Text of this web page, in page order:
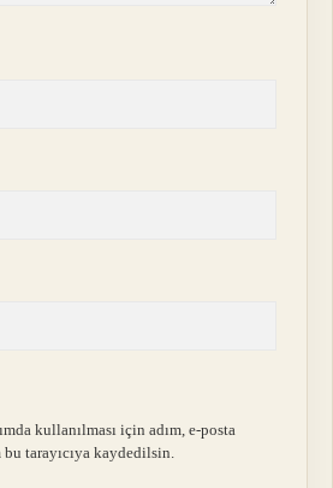
kullanılması için adım, e-posta
tarayıcıya kaydedilsin.